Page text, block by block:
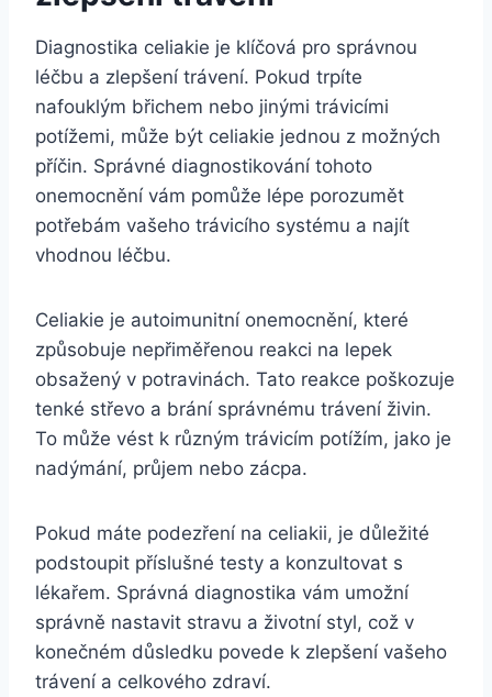
Diagnostika celiakie je klíčová pro správnou
léčbu a zlepšení trávení. Pokud trpíte
nafouklým břichem nebo jinými trávicími
potížemi, může být celiakie jednou z možných
příčin. Správné diagnostikování tohoto
onemocnění vám pomůže lépe porozumět
potřebám vašeho trávicího systému a najít
vhodnou léčbu.
Celiakie je autoimunitní onemocnění, které
způsobuje nepřiměřenou reakci na lepek
obsažený v potravinách. Tato reakce poškozuje
tenké střevo a brání správnému trávení živin.
To může vést k různým trávicím potížím, jako je
nadýmání, průjem nebo zácpa.
Pokud máte podezření na celiakii, je důležité
podstoupit příslušné testy a konzultovat s
lékařem. Správná diagnostika vám umožní
správně nastavit stravu a životní styl, což v
konečném důsledku povede k zlepšení vašeho
trávení a celkového zdraví.